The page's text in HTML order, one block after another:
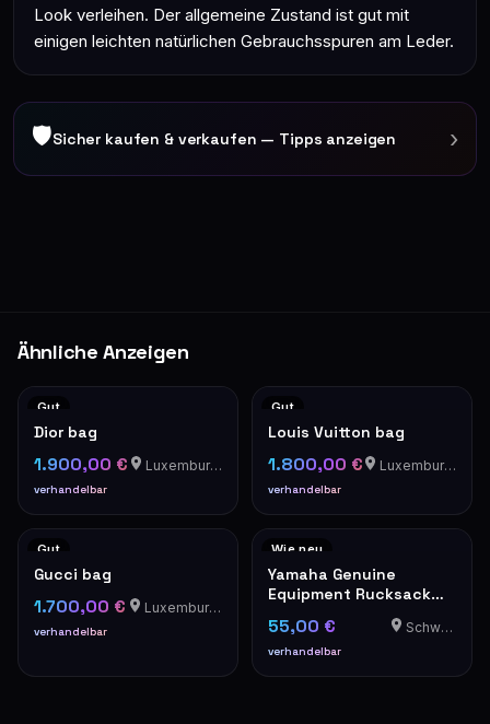
Look verleihen. Der allgemeine Zustand ist gut mit
einigen leichten natürlichen Gebrauchsspuren am Leder.
🛡Sicher kaufen & verkaufen — Tipps anzeigen ›
Ähnliche Anzeigen
Gut
Dior bag
1.900,00 €
verhandelbar
Luxemburg Luxemburg
Gut
Louis Vuitton bag
1.800,00 €
verhandelbar
Luxemburg Luxemburg
Gut
Gucci bag
1.700,00 €
verhandelbar
Luxemburg Luxemburg
Wie neu
Yamaha Genuine
Equipment Rucksack
Grau Motorrad Tasche
55,00 €
verhandelbar
Schweich